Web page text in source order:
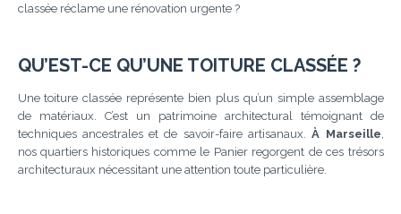
classée réclame une rénovation urgente ?
QU’EST-CE QU’UNE TOITURE CLASSÉE ?
Une toiture classée représente bien plus qu’un simple assemblage
de matériaux. C’est un patrimoine architectural témoignant de
techniques ancestrales et de savoir-faire artisanaux.À Marseille
nos quartiers historiques comme le Panier regorgent de ces trésors
architecturaux nécessitant une attention toute particulière.